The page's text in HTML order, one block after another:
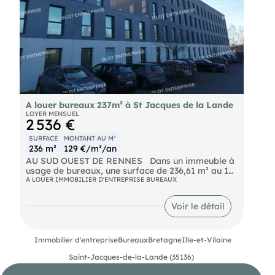
technologiques, auxquels ces biens sont exposés,
sont disponibles sur le site
A louer bureaux 237m² à St Jacques de la Lande
LOYER MENSUEL
2 536 €
SURFACE
236 m²
MONTANT AU M²
129 €/m²/an
AU SUD OUEST DE RENNES Dans un immeuble à
usage de bureaux, une surface de 236,61 m² au 1er
étage. Les plateaux sont principalement
peu cloisonnés. 7 parkings privatifs extérieurs
accompagnent ce bien. Les informations sur les
risques naturels, miniers, ou technologiques,
sur le site
A LOUER IMMOBILIER D'ENTREPRISE BUREAUX
Voir le détail
Immobilier d'entrepriseBureauxBretagneIlle-et-Vilaine
Saint-Jacques-de-la-Lande (35136)